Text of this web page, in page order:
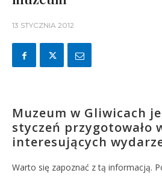
13 STYCZNIA 2012
Muzeum w Gliwicach
styczeń przygotowało
interesujących
Warto się zapoznać z tą informacją.